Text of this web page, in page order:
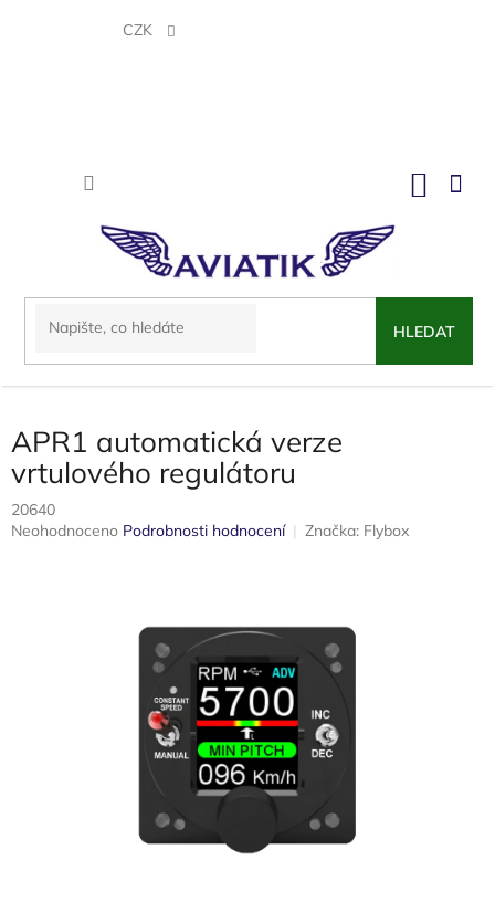
CZK
HLEDAT
APR1 automatická verze
vrtulového regulátoru
20640
Průměrné
Neohodnoceno Podrobnosti hodnocení Značka: Flybox